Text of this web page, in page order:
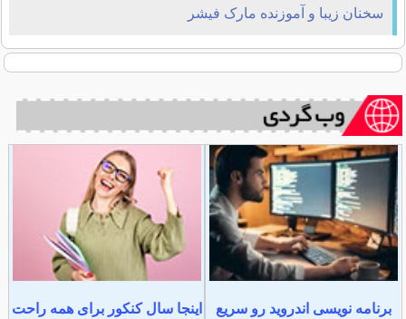
سخنان زیبا و آموزنده مارک فیشر
برنامه نویسی اندروید رو سریع
اینجا سال کنکور برای همه راحت